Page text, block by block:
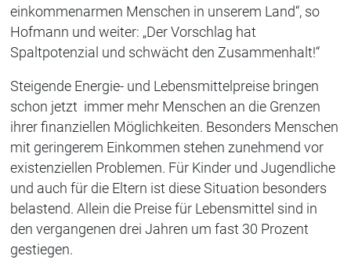
einkommenarmen Menschen in unserem Land“, so
Hofmann und weiter: „Der Vorschlag hat
Spaltpotenzial und schwächt den Zusammenhalt!“
Steigende Energie- und Lebensmittelpreise bringen
schon jetzt immer mehr Menschen an die Grenzen
ihrer finanziellen Möglichkeiten. Besonders Menschen
mit geringerem Einkommen stehen zunehmend vor
existenziellen Problemen. Für Kinder und Jugendliche
und auch für die Eltern ist diese Situation besonders
belastend. Allein die Preise für Lebensmittel sind in
den vergangenen drei Jahren um fast 30 Prozent
gestiegen.